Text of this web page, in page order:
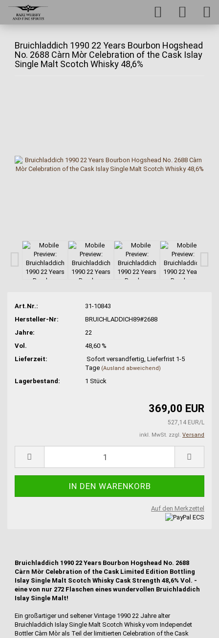
Bruichladdich 1990 22 Years Bourbon Hogshead
No. 2688 Càrn Mòr Celebration of the Cask Islay
Single Malt Scotch Whisky 48,6%
Art.Nr.:
31-10843
Hersteller-Nr:
BRUICHLADDICH89#2688
Jahre:
22
Vol.
48,60 %
Lieferzeit:
Sofort versandfertig, Lieferfrist 1-5
Tage (Ausland abweichend)
Lagerbestand: 1Stück
369,00 EUR
527,14 EUR/L
inkl. MwSt. zzgl. Versand
Auf den Merkzettel
Bruichladdich 1990 22 Years Bourbon Hogshead No. 2688
Càrn Mòr Celebration of the Cask Limited Edition Bottling
Islay Single Malt Scotch Whisky Cask Strength 48,6% Vol. -
eine von nur 272 Flaschen eines wundervollen Bruichladdich
Islay Single Malt!
Ein großartiger und seltener Vintage 1990 22 Jahre alter
Bruichladdich Islay Single Malt Scotch Whisky vom Independet
Bottler Càrn Mòr als Teil der limitierten Celebration of the Cask